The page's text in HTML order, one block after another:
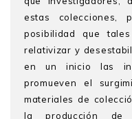
estas colecciones,
posibilidad que
relativizar y
en un inicio las
promueven el
materiales de
la producción de